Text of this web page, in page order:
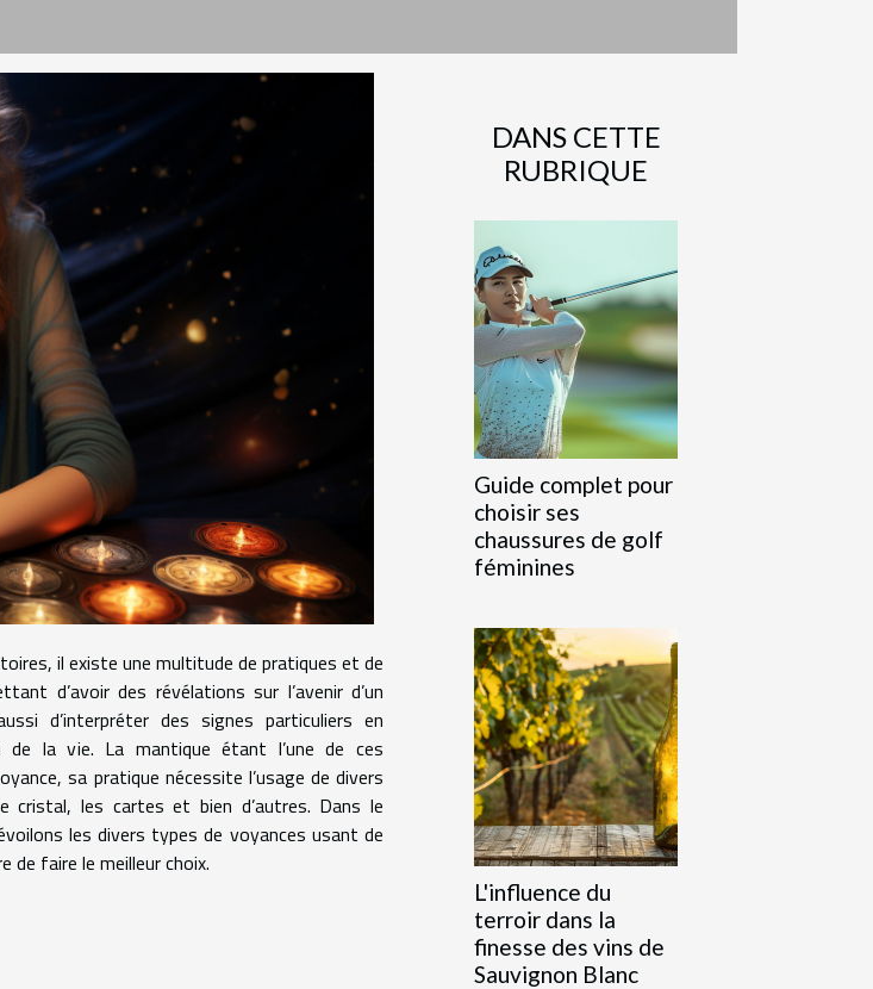
il existe une multitude de pratiques et de
d’avoir des révélations sur l’avenir d’un
d’interpréter des signes particuliers en
la vie. La mantique étant l’une de ces
sa pratique nécessite l’usage de divers
cristal, les cartes et bien d’autres. Dans le
les divers types de voyances usant de
faire le meilleur choix.
DANS CETTE
RUBRIQUE
Guide complet pour
choisir ses
chaussures de golf
féminines
L'influence du
terroir dans la
finesse des vins de
Sauvignon Blanc